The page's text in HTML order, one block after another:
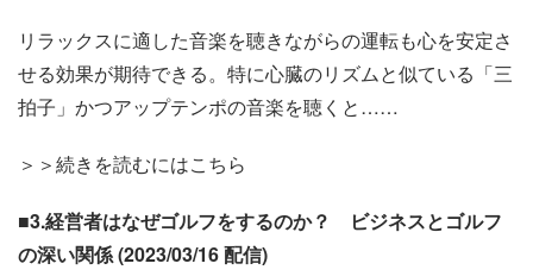
リラックスに適した音楽を聴きながらの運転も心を安定さ
せる効果が期待できる。特に心臓のリズムと似ている「三
拍子」かつアップテンポの音楽を聴くと……
＞＞続きを読むにはこちら
■3.経営者はなぜゴルフをするのか？ ビジネスとゴルフ
の深い関係 (2023/03/16 配信)